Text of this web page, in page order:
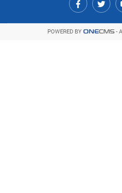
POWERED BY ONECMS-